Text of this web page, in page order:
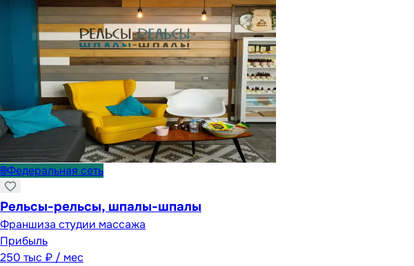
🌐Федеральная сеть
Рельсы-рельсы, шпалы-шпалы
Франшиза студии массажа
Прибыль
250 тыс ₽ / мес